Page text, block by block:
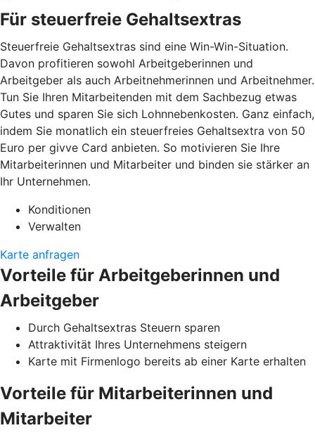
Für steuerfreie Gehaltsextras
Steuerfreie Gehaltsextras sind eine Win-Win-Situation.
Davon profitieren sowohl Arbeitgeberinnen und
Arbeitgeber als auch Arbeitnehmerinnen und Arbeitnehmer.
Tun Sie Ihren Mitarbeitenden mit dem Sachbezug etwas
Gutes und sparen Sie sich Lohnnebenkosten. Ganz einfach,
indem Sie monatlich ein steuerfreies Gehaltsextra von 50
Euro per givve Card anbieten. So motivieren Sie Ihre
Mitarbeiterinnen und Mitarbeiter und binden sie stärker an
Ihr Unternehmen.
Konditionen
Verwalten
Karte anfragen
Vorteile für Arbeitgeberinnen und
Arbeitgeber
Durch Gehaltsextras Steuern sparen
Attraktivität Ihres Unternehmens steigern
Karte mit Firmenlogo bereits ab einer Karte erhalten
Vorteile für Mitarbeiterinnen und
Mitarbeiter